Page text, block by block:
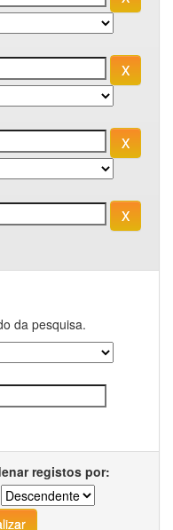
da pesquisa.
registos por: